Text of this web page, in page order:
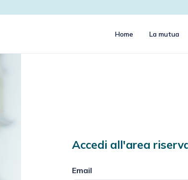
Home La mutua
Accedi all'area
Email